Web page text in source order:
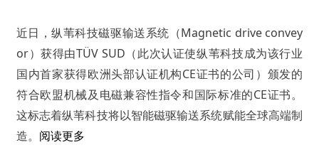
近日，纵苇科技磁驱输送系统（Magnetic drive convey
or）获得由TÜV SUD（此次认证使纵苇科技成为该行业
国内首家获得欧洲头部认证机构CE证书的公司）颁发的
符合欧盟机械及电磁兼容性指令和国际标准的CE证书。
这标志着纵苇科技将以智能磁驱输送系统赋能全球高端制
造。 阅读更多